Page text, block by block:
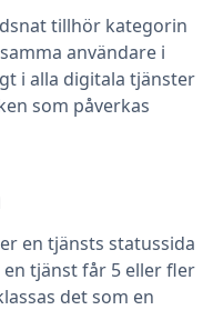
tillhör kategorin
användare i
i alla digitala tjänster
som påverkas
en tjänsts statussida
tjänst får 5 eller fler
det som en